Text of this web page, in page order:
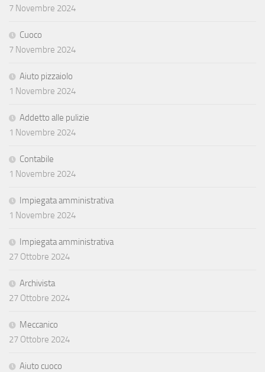
7 Novembre 2024
Cuoco
7 Novembre 2024
Aiuto pizzaiolo
1 Novembre 2024
Addetto alle pulizie
1 Novembre 2024
Contabile
1 Novembre 2024
Impiegata amministrativa
1 Novembre 2024
Impiegata amministrativa
27 Ottobre 2024
Archivista
27 Ottobre 2024
Meccanico
27 Ottobre 2024
Aiuto cuoco